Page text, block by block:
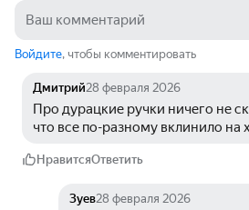
Войдите, чтобы комментировать
Дмитрий28 февраля 2026
Про дурацкие ручки ничего не
что все по-разному вклинило на
НравитсяОтветить
Зуев28 февраля 2026